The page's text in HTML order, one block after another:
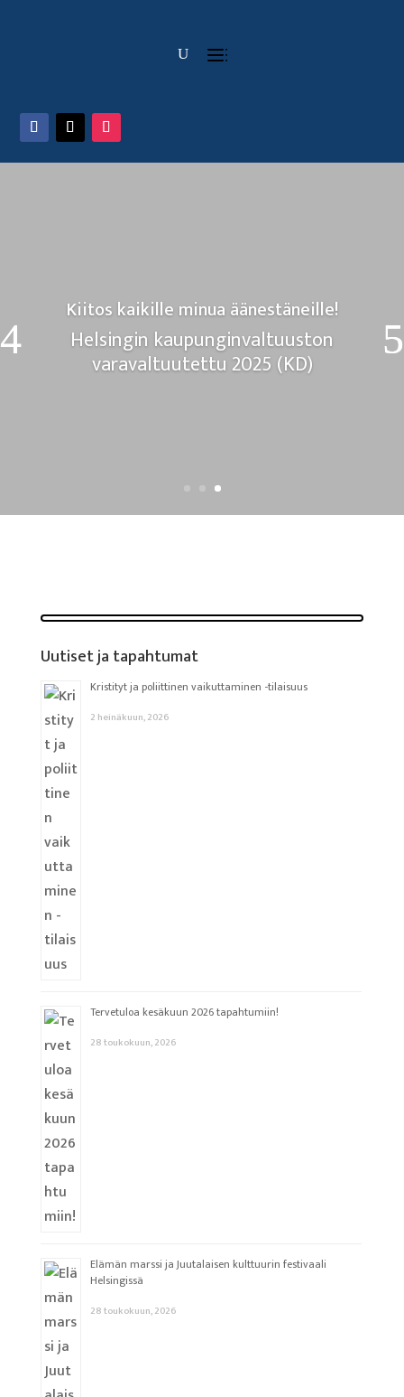
Kiitos kaikille minua äänestäneille!
Helsingin kaupunginvaltuuston
varavaltuutettu 2025 (KD)
Uutiset ja tapahtumat
Kristityt ja poliittinen vaikuttaminen -tilaisuus
2 heinäkuun, 2026
Tervetuloa kesäkuun 2026 tapahtumiin!
28 toukokuun, 2026
Elämän marssi ja Juutalaisen kulttuurin festivaali
Helsingissä
28 toukokuun, 2026